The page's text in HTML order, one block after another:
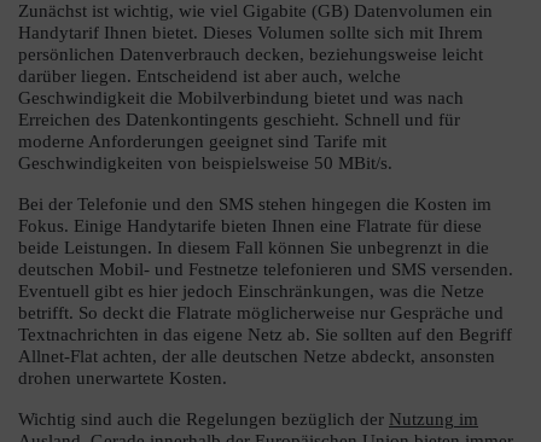
Zunächst ist wichtig, wie viel Gigabite (GB) Datenvolumen ein
Handytarif Ihnen bietet. Dieses Volumen sollte sich mit Ihrem
persönlichen Datenverbrauch decken, beziehungsweise leicht
darüber liegen. Entscheidend ist aber auch, welche
Geschwindigkeit die Mobilverbindung bietet und was nach
Erreichen des Datenkontingents geschieht. Schnell und für
moderne Anforderungen geeignet sind Tarife mit
Geschwindigkeiten von beispielsweise 50 MBit/s.
Bei der Telefonie und den SMS stehen hingegen die Kosten im
Fokus. Einige Handytarife bieten Ihnen eine Flatrate für diese
beide Leistungen. In diesem Fall können Sie unbegrenzt in die
deutschen Mobil- und Festnetze telefonieren und SMS versenden.
Eventuell gibt es hier jedoch Einschränkungen, was die Netze
betrifft. So deckt die Flatrate möglicherweise nur Gespräche und
Textnachrichten in das eigene Netz ab. Sie sollten auf den Begriff
Allnet-Flat achten, der alle deutschen Netze abdeckt, ansonsten
drohen unerwartete Kosten.
Wichtig sind auch die Regelungen bezüglich der Nutzung im